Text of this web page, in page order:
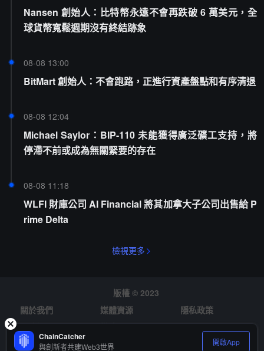
Nansen 創始人：比特幣永遠不會再跌破 6 萬美元，全
球貨幣寬鬆週期沒有終結跡象
08-08 13:00
BitMart 創始人：不會跑路，正進行資產盤點和有序清退
08-08 12:04
Michael Saylor：BIP-110 未能獲得廣泛礦工支持，將
停滯不前或成為無關緊要的存在
08-08 11:18
WLFI 財庫公司 AI Financial 將其加拿大子公司出售給 P
rime Delta
檢視更多
版權 © 2023
關於我們
媒體資源
隱私政策
風險提示
徵才
ChainCatcher
與創新者共建Web3世界 開啟App